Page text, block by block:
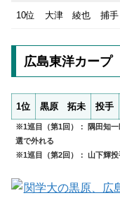
10位 大津 綾也 捕手
広島東洋カープ
1位 黒原 拓未 投手
※1巡目（第1回）： 隅田知
選で外れる
※1巡目（第2回）： 山下輝